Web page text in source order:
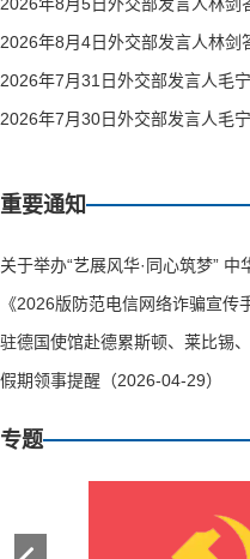
2026年8月4日外交部发言人林剑
2026年7月31日外交部发言人毛
2026年7月30日外交部发言人毛
重要通知
关于举办“艺展风华·同心筑梦”
《2026版防范电信网络诈骗宣传
驻德国使馆赴德累斯顿、莱比锡
假期领事提醒（2026-04-29）
专题